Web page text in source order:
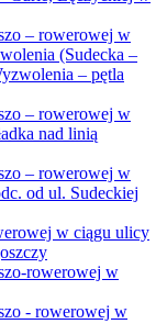
– rowerowej w
(Sudecka –
– pętla
– rowerowej w
nad linią
– rowerowej w
od ul. Sudeckiej
w ciągu ulicy
rowerowej w
- rowerowej w